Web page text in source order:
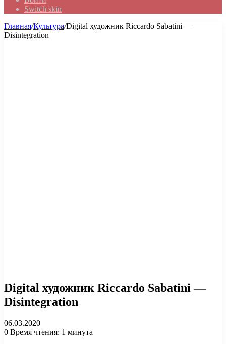
Switch skin
Главная/Культура/Digital художник Riccardo Sabatini —
Disintegration
Digital художник Riccardo Sabatini —
Disintegration
06.03.2020
0 Время чтения: 1 минута